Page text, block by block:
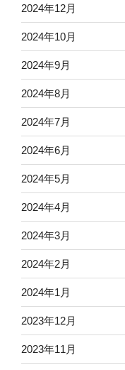
2024年12月
2024年10月
2024年9月
2024年8月
2024年7月
2024年6月
2024年5月
2024年4月
2024年3月
2024年2月
2024年1月
2023年12月
2023年11月